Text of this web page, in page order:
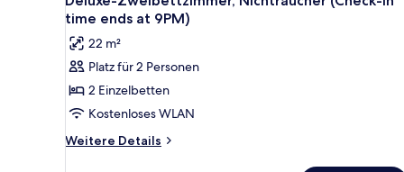
time
at
9PM)
Fotos
für
Deluxe-
Zweibettzimmer,
Nichtraucher
(Check-
in
time ends at 9PM)
22 m²
Platz für 2 Personen
2 Einzelbetten
Kostenloses WLAN
Weitere Details
Weitere